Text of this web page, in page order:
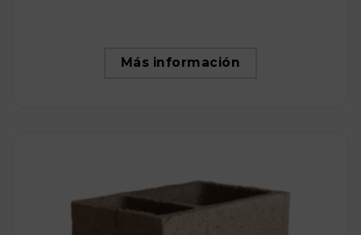
Más información